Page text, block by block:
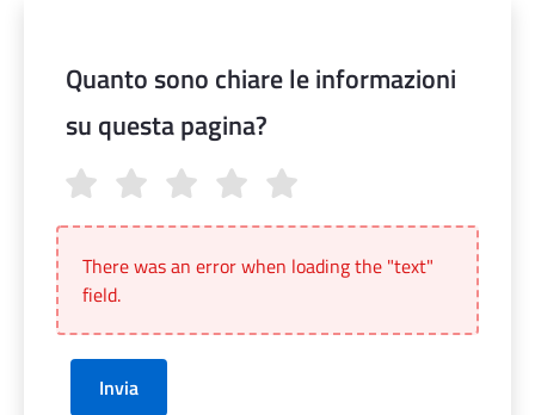
Quanto sono chiare le informazioni
su questa pagina?
Quanto sono chiare le informazioni su questa pagina?
There was an error when loading the "text"
field.
Invia